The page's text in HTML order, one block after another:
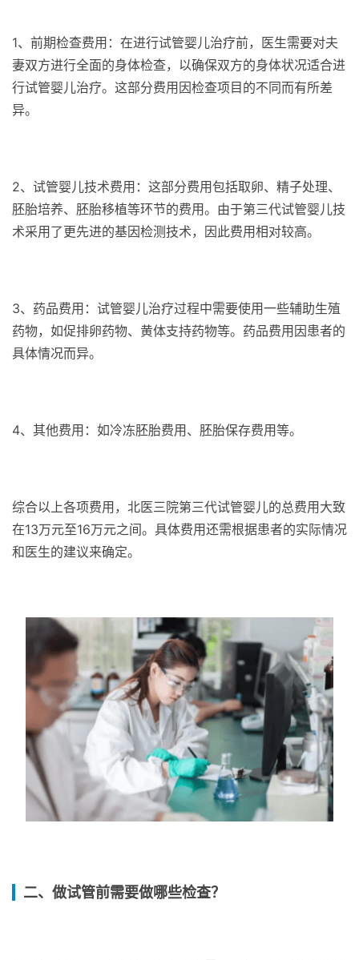
1、前期检查费用：在进行试管婴儿治疗前，医生需要对夫
妻双方进行全面的身体检查，以确保双方的身体状况适合进
行试管婴儿治疗。这部分费用因检查项目的不同而有所差
异。
2、试管婴儿技术费用：这部分费用包括取卵、精子处理、
胚胎培养、胚胎移植等环节的费用。由于第三代试管婴儿技
术采用了更先进的基因检测技术，因此费用相对较高。
3、药品费用：试管婴儿治疗过程中需要使用一些辅助生殖
药物，如促排卵药物、黄体支持药物等。药品费用因患者的
具体情况而异。
4、其他费用：如冷冻胚胎费用、胚胎保存费用等。
综合以上各项费用，北医三院第三代试管婴儿的总费用大致
在13万元至16万元之间。具体费用还需根据患者的实际情况
和医生的建议来确定。
二、做试管前需要做哪些检查？